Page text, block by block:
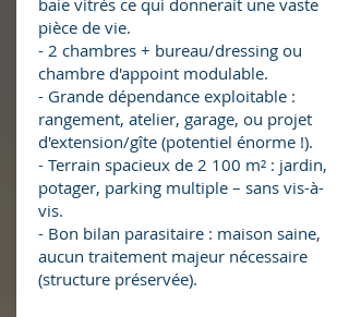
baie vitrés ce qui donnerait une vaste
pièce de vie.
- 2 chambres + bureau/dressing ou
chambre d'appoint modulable.
- Grande dépendance exploitable :
rangement, atelier, garage, ou projet
d'extension/gîte (potentiel énorme !).
- Terrain spacieux de 2 100 m² : jardin,
potager, parking multiple – sans vis-à-
vis.
- Bon bilan parasitaire : maison saine,
aucun traitement majeur nécessaire
(structure préservée).